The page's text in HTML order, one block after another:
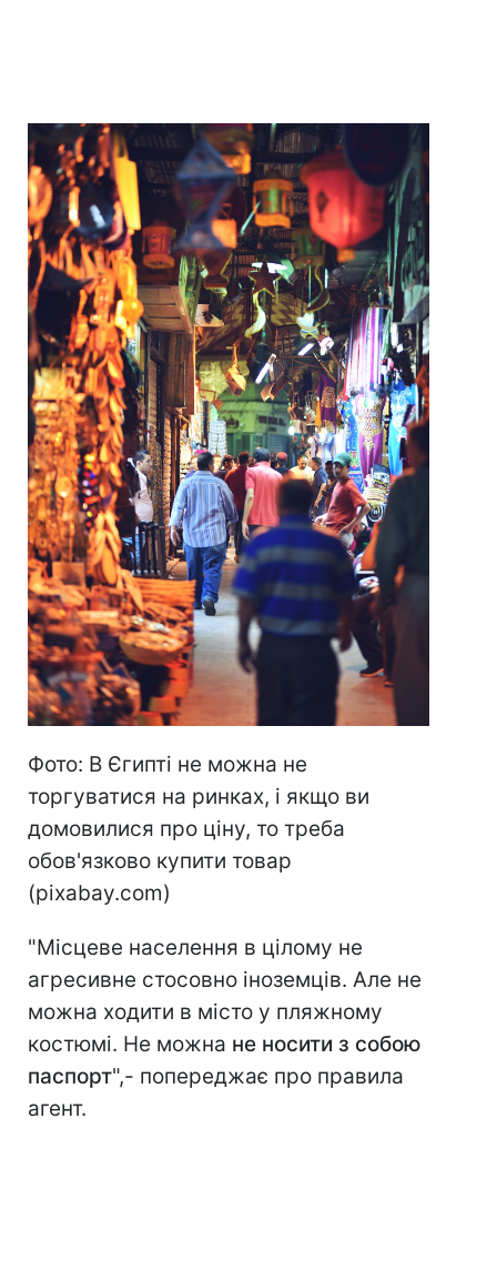
Фото: В Єгипті не можна не
торгуватися на ринках, і якщо ви
домовилися про ціну, то треба
обов'язково купити товар
(pixabay.com)
"Місцеве населення в цілому не
агресивне стосовно іноземців. Але не
можна ходити в місто у пляжному
костюмі. Не можна не носити з собою
паспорт",- попереджає про правила
агент.